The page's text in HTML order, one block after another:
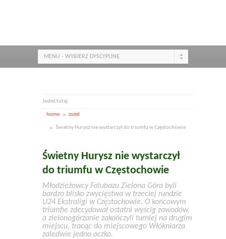
MENU - WYBIERZ DYSCYPLINĘ
Jesteś tutaj:
home zuzel
Świetny Hurysz nie wystarczył do triumfu w Częstochowie
Świetny Hurysz nie wystarczył
do triumfu w Częstochowie
Młodzieżowcy Falubazu Zielona Góra byli
bardzo blisko zwycięstwa w trzeciej rundzie
U24 Ekstraligi w Częstochowie. O końcowym
triumfie zdecydował ostatni wyścig zawodów,
a zielonogórzanie zakończyli turniej na drugim
miejscu, tracąc do miejscowego Włókniarza
zaledwie jedno oczko.